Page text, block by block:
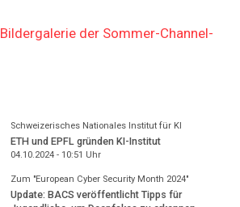
der Sommer-Channel-
Schweizerisches Nationales Institut für KI
ETH und EPFL gründen KI-Institut
04.10.2024 - 10:51 Uhr
Zum "European Cyber Security Month 2024"
Update: BACS veröffentlicht Tipps für